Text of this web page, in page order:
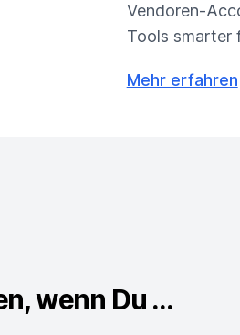
Vendoren-
Tools smarter
Mehr erfahren
wenn Du ...